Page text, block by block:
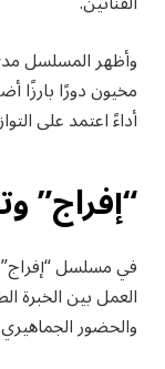
وأظهر المسلسل
مخيون دورًا بارزًا
أداءً اعتمد على
“إفراج”
في مسلسل
العمل بين الخبرة
والحضور